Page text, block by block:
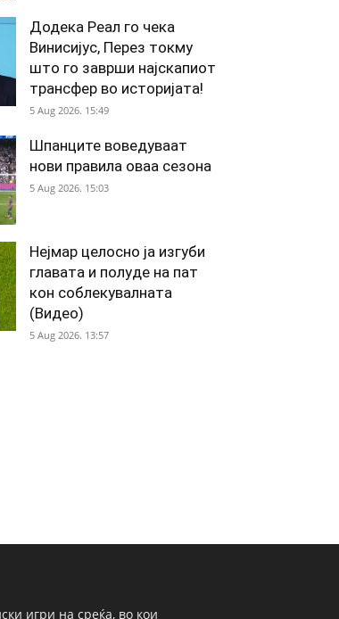
Додека Реал го чека
Винисијус, Перез токму
што го заврши најскапиот
трансфер во историјата!
5 Aug 2026. 15:49
Шпанците воведуваат
нови правила оваа сезона
5 Aug 2026. 15:03
Нејмар целосно ја изгуби
главата и полуде на пат
кон соблекувалната
(Видео)
5 Aug 2026. 13:57
игри на среќа, во кои